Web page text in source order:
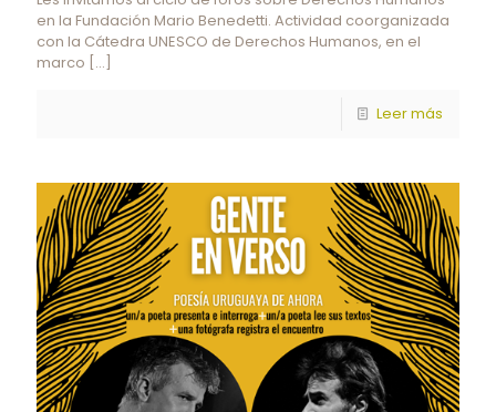
en la Fundación Mario Benedetti. Actividad coorganizada
con la Cátedra UNESCO de Derechos Humanos, en el
marco […]
Leer más